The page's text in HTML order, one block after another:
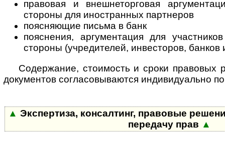
правовая и внешнеторговая
стороны для иностранных партнеров
поясняющие письма в банк
пояснения, аргументация для
стороны (учредителей, инвесторов, банков
Содержание, стоимость и сроки правовых
документов согласовываются индивидуально
▲ Экспертиза, консалтинг, правовые
передачу прав ▲